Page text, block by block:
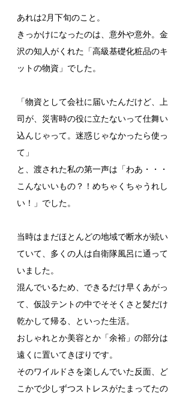
あれは2月下旬のこと。
きっかけになったのは、意外や意外。金
沢の知人がくれた「高級基礎化粧品のキ
ットの物資」でした。
「物資として会社に届いたんだけど、上
司が、災害時の役に立たないって仕舞い
込んじゃって。迷惑じゃなかったら使っ
て」
と、渡された私の第一声は「わあ・・・
こんないいもの？！めちゃくちゃうれし
い！」でした。
当時はまだほとんどの地域で断水が続い
ていて、多くの人は自衛隊風呂に通って
いました。
混んでいるため、できるだけ早くあがっ
て、仮設テントの中でそそくさと髪だけ
乾かして帰る、といった生活。
おしゃれとか美容とか「余裕」の部分は
遠くに置いてきぼりです。
そのワイルドさを楽しんでいた反面、ど
こかで少しずつストレスがたまってたの